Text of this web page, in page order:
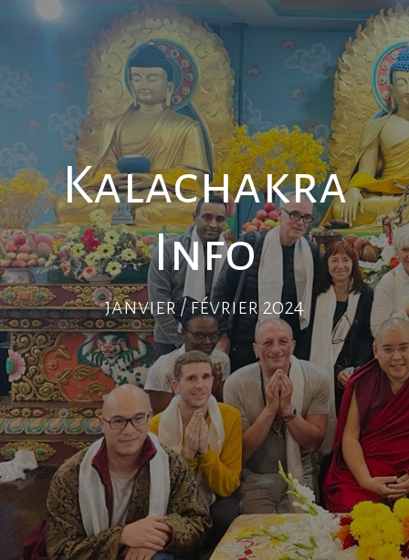
Kalachakra
Info
janvier / février 2024